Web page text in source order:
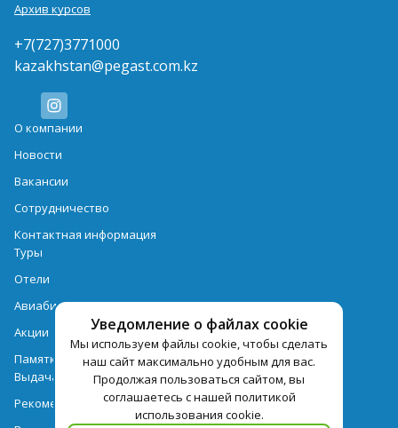
Уведомление о файлах cookie
Мы используем файлы cookie, чтобы сделать
наш сайт максимально удобным для вас.
Продолжая пользоваться сайтом, вы
соглашаетесь с нашей политикой
использования cookie.
Архив курсов
+7(727)3771000
kazakhstan@pegast.com.kz
О компании
Новости
Вакансии
Сотрудничество
Контактная информация
Туры
Отели
Авиабилеты
Акции
Памятка для туристов
Выдача документов
Рекомендации